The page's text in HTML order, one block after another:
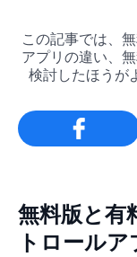
この記事では、
アプリの違い、
検討したほうが
無料版と有
トロール